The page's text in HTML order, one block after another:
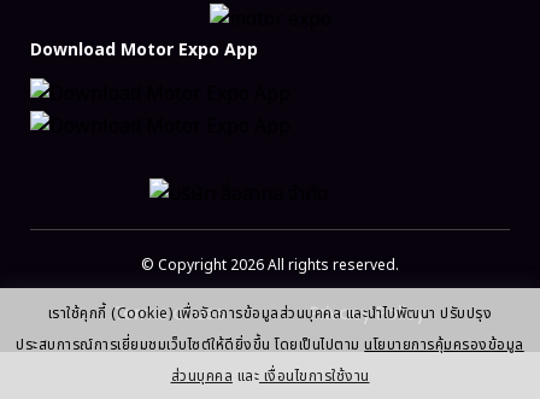
เราใช้คุกกี้ (Cookie) เพื่อจัดการข้อมูลส่วนบุคคล และนำไปพัฒนา ปรับปรุง
ประสบการณ์การเยี่ยมชมเว็บไซต์ให้ดียิ่งขึ้น โดยเป็นไปตามนโยบายการคุ้มครองข้อมูล
ส่วนบุคคล และ เงื่อนไขการใช้งาน
Download Motor Expo App
© Copyright 2026 All rights reserved.
Terms of use Privacy Policy